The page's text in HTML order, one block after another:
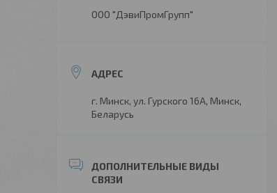
ООО "ДэвиПромГрупп"
г. Минск, ул. Гурского 16А, Минск,
Беларусь